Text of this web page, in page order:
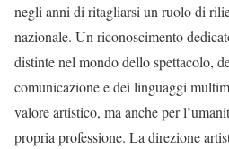
negli anni di ritagliarsi un ruolo di
nazionale. Un riconoscimento
distinte nel mondo dello spettacolo,
comunicazione e dei linguaggi
valore artistico, ma anche per
propria professione. La direzione